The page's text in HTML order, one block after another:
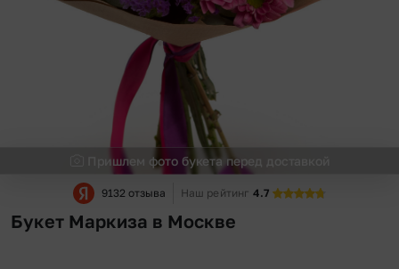
Пришлем фото букета перед доставкой
9132 отзыва Наш рейтинг 4.7
Букет Маркиза в Москве